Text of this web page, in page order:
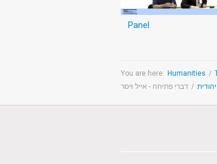
Panel
You are here: Humanities /
יהודית / דברי פתיחה - אייל זיסר